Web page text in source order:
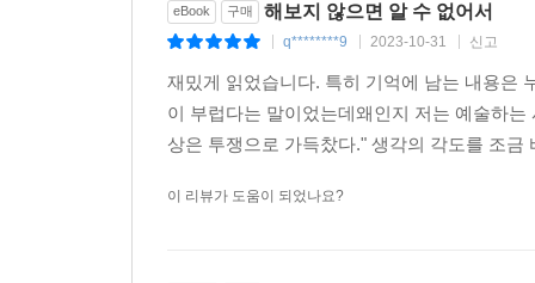
eBook 구매 해보지 않으면 알 수 없어서
q********9 2023-10-31 신고
재밌게 읽었습니다. 특히 기억에 남는 내용은
이 부럽다는 말이었는데왜인지 저는 예술하
상은 투쟁으로 가득찼다." 생각의 각도를 조
이 리뷰가 도움이 되었나요?